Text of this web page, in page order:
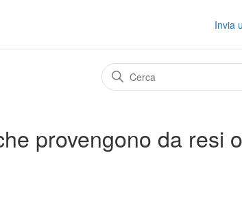
Invia
provengono da resi o